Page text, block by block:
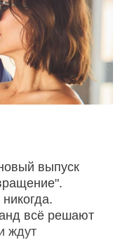
выпуск
всё решают
ждут